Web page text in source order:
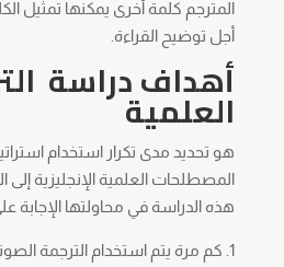
المترجم كلمة أخرى يمكنها تمثيل
أجل توضيح القراءة.
أهداف دراسة
العلمية
هو تحديد مدى تكرار استخدام
المصطلحات العلمية الإنجليزية
هذه الدراسة في محاولتها الإجابة على
كم مرة يتم استخدام الترجمة